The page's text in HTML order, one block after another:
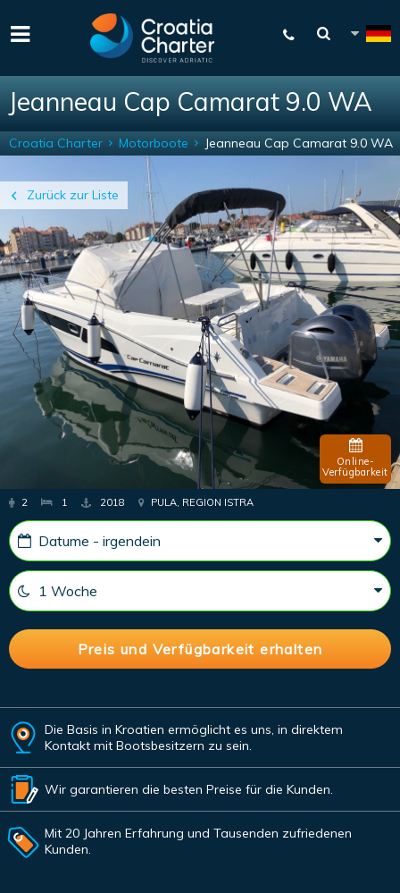
Jeanneau Cap Camarat 9.0 WA
Zurück zur Liste
Croatia Charter Motorboote Jeanneau Cap Camarat 9.0 WA
Online-
Verfügbarkeit
2 1 2018 PULA, REGION ISTRA
Die Basis in Kroatien ermöglicht es uns, in direktem
Kontakt mit Bootsbesitzern zu sein.
Wir garantieren die besten Preise für die Kunden.
Mit 20 Jahren Erfahrung und Tausenden zufriedenen
Kunden.